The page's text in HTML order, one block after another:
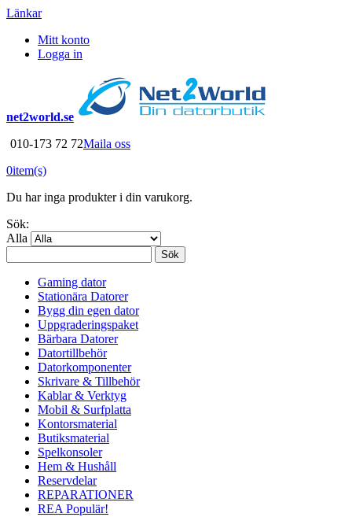
Länkar
Mitt konto
Logga in
net2world.se
010-173 72 72Maila oss
0item(s)
Du har inga produkter i din varukorg.
Sök:
Alla
Sök
Gaming dator
Stationära Datorer
Bygg din egen dator
Uppgraderingspaket
Bärbara Datorer
Datortillbehör
Datorkomponenter
Skrivare & Tillbehör
Kablar & Verktyg
Mobil & Surfplatta
Kontorsmaterial
Butiksmaterial
Spelkonsoler
Hem & Hushåll
Reservdelar
REPARATIONER
REA Populär!